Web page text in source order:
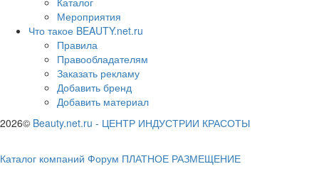
Мероприятия
Что такое BEAUTY.net.ru
Правила
Правообладателям
Заказать рекламу
Добавить бренд
Добавить материал
2026© Beauty.net.ru - ЦЕНТР ИНДУСТРИИ КРАСОТЫ
Каталог компаний Форум ПЛАТНОЕ РАЗМЕЩЕНИЕ